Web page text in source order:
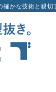
かな技術と親切